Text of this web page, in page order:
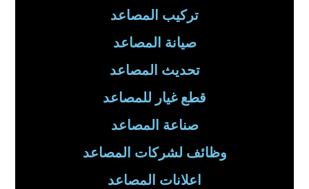
تركيب المصاعد
صيانة المصاعد
تحديث المصاعد
قطع غيار للمصاعد
صناعة المصاعد
وظائف لشركات المصاعد
اعلانات المصاعد